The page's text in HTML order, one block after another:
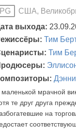
PG США,
выхода:
Тим
Тим
маленькой мрачной
те друг друга
на